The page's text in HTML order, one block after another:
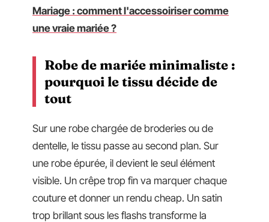
Mariage : comment l'accessoiriser comme
une vraie mariée ?
Robe de mariée minimaliste :
pourquoi le tissu décide de
tout
Sur une robe chargée de broderies ou de
dentelle, le tissu passe au second plan. Sur
une robe épurée, il devient le seul élément
visible. Un crêpe trop fin va marquer chaque
couture et donner un rendu cheap. Un satin
trop brillant sous les flashs transforme la